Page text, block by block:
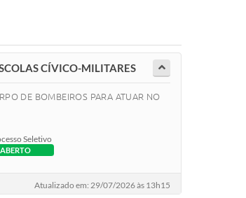
CÍVICO-MILITARES
DE BOMBEIROS PARA ATUAR NO
Seletivo
ABERTO
Atualizado em: 29/07/2026 às 13h15